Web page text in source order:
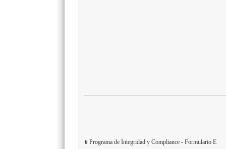
6 Programa de Integridad y Compliance - Formulario E